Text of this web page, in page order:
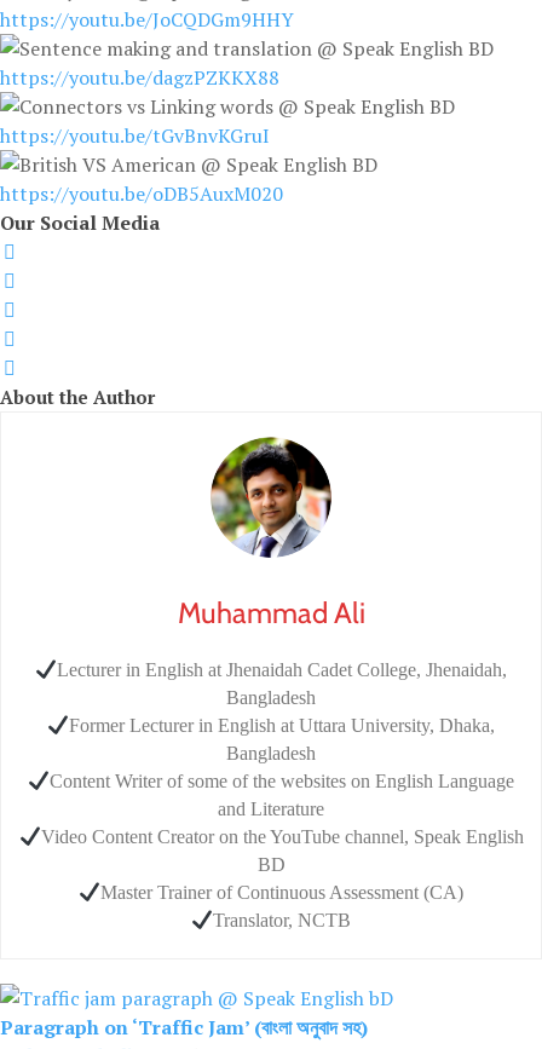
https://youtu.be/JoCQDGm9HHY
https://youtu.be/dagzPZKKX88
https://youtu.be/tGvBnvKGruI
https://youtu.be/oDB5AuxM020
Our Social Media
youtube
fa-
About the Author
Muhammad Ali
Lecturer in English at Jhenaidah Cadet College, Jhenaidah,
Bangladesh
Former Lecturer in English at Uttara University, Dhaka,
Bangladesh
Content Writer of some of the websites on English Language
and Literature
Video Content Creator on the YouTube channel, Speak English
BD
Master Trainer of Continuous Assessment (CA)
Translator, NCTB
Paragraph on ‘Traffic Jam’ (বাংলা অনুবাদ সহ)